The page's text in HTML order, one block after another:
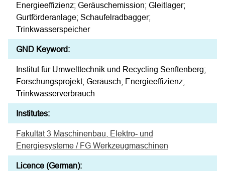
Energieeffizienz; Geräuschemission; Gleitlager;
Gurtförderanlage; Schaufelradbagger;
Trinkwasserspeicher
GND Keyword:
Institut für Umwelttechnik und Recycling Senftenberg;
Forschungsprojekt; Geräusch; Energieeffizienz;
Trinkwasserverbrauch
Institutes:
Fakultät 3 Maschinenbau, Elektro- und
Energiesysteme / FG Werkzeugmaschinen
Licence (German):